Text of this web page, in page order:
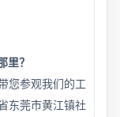
里？
您参观我们的工
东莞市黄江镇社